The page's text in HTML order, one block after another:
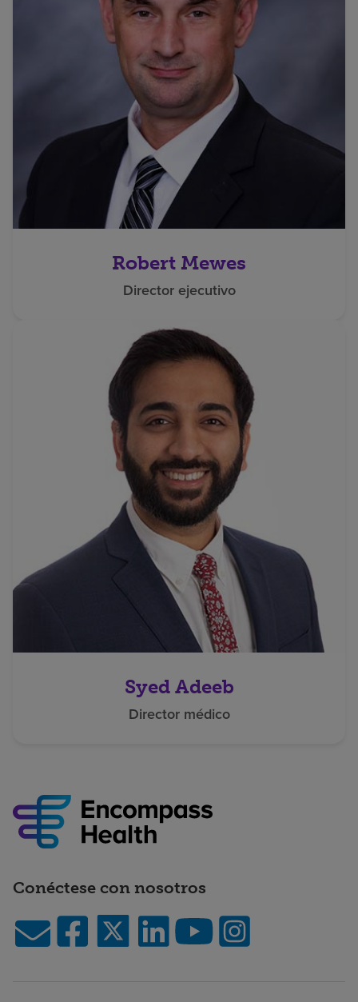
Robert Mewes
Director ejecutivo
Syed Adeeb
Director médico
Conéctese con nosotros